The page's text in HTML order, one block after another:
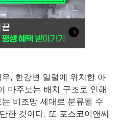
, 한강변 일렬에 위치한 아
마주보는 배치 구조로 인해
비조망 세대로 분류될 수
한 것이다. 또 포스코이앤씨